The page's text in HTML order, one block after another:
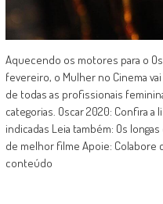
Aquecendo os motores para o
fevereiro, o Mulher no Cinema
de todas as profissionais
categorias. Oscar 2020: Confira
indicadas Leia também: Os
de melhor filme Apoie: Colabore
conteúdo